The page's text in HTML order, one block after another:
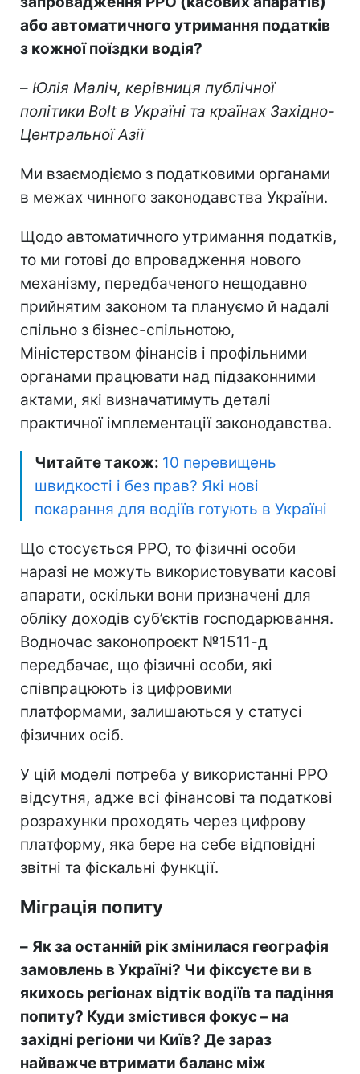
або автоматичного утримання податків
з кожної поїздки водія?
– Юлія Маліч, керівниця публічної
політики Bolt в Україні та країнах Західно-
Центральної Азії
Ми взаємодіємо з податковими органами
в межах чинного законодавства України.
Щодо автоматичного утримання податків,
то ми готові до впровадження нового
механізму, передбаченого нещодавно
прийнятим законом та плануємо й надалі
спільно з бізнес-спільнотою,
Міністерством фінансів і профільними
органами працювати над підзаконними
актами, які визначатимуть деталі
практичної імплементації законодавства.
Читайте також: 10 перевищень
швидкості і без прав? Які нові
покарання для водіїв готують в Україні
Що стосується РРО, то фізичні особи
наразі не можуть використовувати касові
апарати, оскільки вони призначені для
обліку доходів суб’єктів господарювання.
Водночас законопроєкт №1511-д
передбачає, що фізичні особи, які
співпрацюють із цифровими
платформами, залишаються у статусі
фізичних осіб.
У цій моделі потреба у використанні РРО
відсутня, адже всі фінансові та податкові
розрахунки проходять через цифрову
платформу, яка бере на себе відповідні
звітні та фіскальні функції.
Міграція попиту
– Як за останній рік змінилася географія
замовлень в Україні? Чи фіксуєте ви в
якихось регіонах відтік водіїв та падіння
попиту? Куди змістився фокус– на
західні регіони чи Київ? Де зараз
найважче втримати баланс між